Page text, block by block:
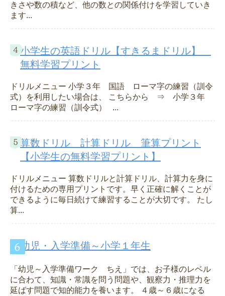
きさや数の積など、他の数との関係付けを学習していき
ます...
小学生の英語ドリル【すきるまドリル】
無料学習プリント
ドリルメニュー 小学３年 国語 ローマ字の練習（訓令
式）を利用したい場合は、 こちらから ⇒ 小学３年
ローマ字の練習（訓令式） ...
算数ドリル 計算ドリル 筆算プリント
【小学生の無料学習プリント】
ドリルメニュー 算数ドリルと計算ドリル、計算力を身に
付けるための専用プリントです。早く正確に解くことが
できるように毎日続けて練習することが大切です。 たし
算...
幼児・入学準備～小学１年生
「幼児～入学準備ワーク ちえ」では、お子様のレベル
に合わて、知識・常識を問う問題や、観察力・推理力を
延ばす問題で知的能力を養います。 ４歳～６歳になる